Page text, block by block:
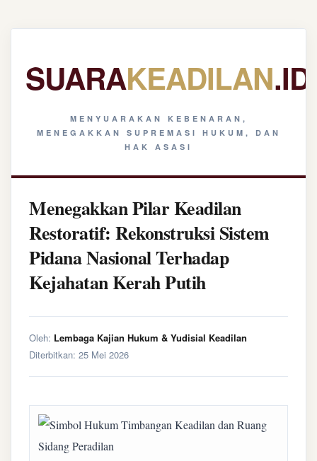
SUARAKEADILAN.ID
MENYUARAKAN KEBENARAN,
MENEGAKKAN SUPREMASI HUKUM, DAN
HAK ASASI
Menegakkan Pilar Keadilan
Restoratif: Rekonstruksi Sistem
Pidana Nasional Terhadap
Kejahatan Kerah Putih
Oleh: Lembaga Kajian Hukum & Yudisial Keadilan
Diterbitkan: 25 Mei 2026